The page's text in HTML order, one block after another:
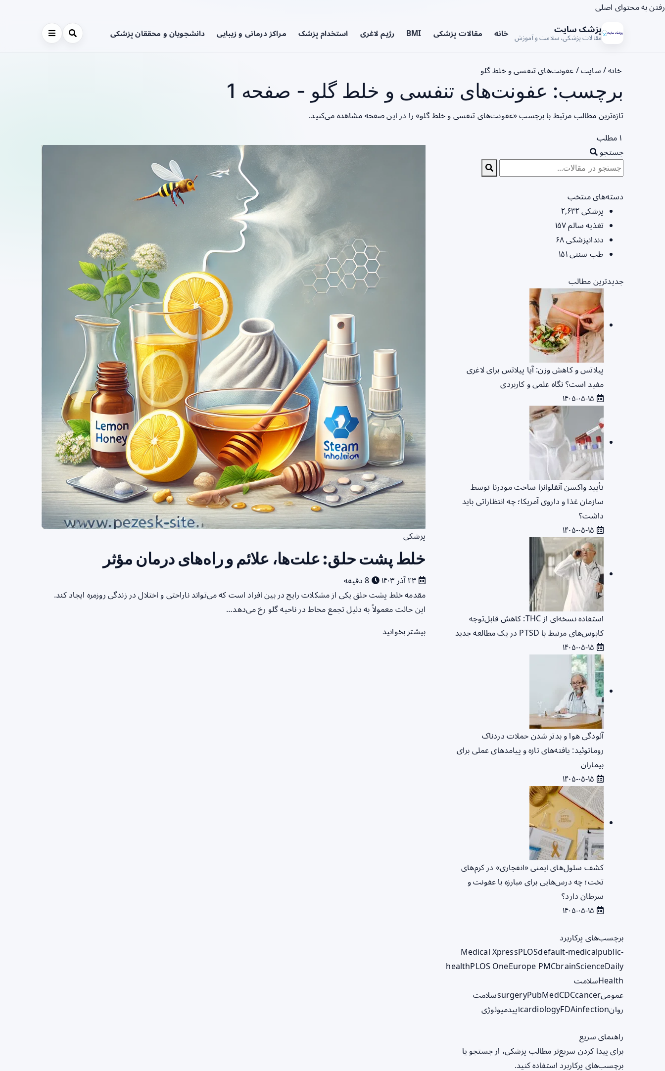
رفتن به محتوای اصلی
پزشک سایت
مقالات پزشکی، سلامت و آموزش خانه مقالات پزشکی BMI رژیم لاغری استخدام پزشک مراکز درمانی و زیبایی دانشجویان و محققان پزشکی
خانه/ سایت/ عفونت‌های تنفسی و خلط گلو
برچسب: عفونت‌های تنفسی و خلط گلو - صفحه 1
تازه‌ترین مطالب مرتبط با برچسب «عفونت‌های تنفسی و خلط گلو» را در این صفحه مشاهده می‌کنید.
۱ مطلب
پزشکی
خلط پشت حلق: علت‌ها، علائم و راه‌های درمان مؤثر
مقدمه خلط پشت حلق یکی از مشکلات رایج در بین افراد است که می‌تواند ناراحتی و اختلال در زندگی روزمره ایجاد کند.
این حالت معمولاً به دلیل تجمع مخاط در ناحیه گلو رخ می‌دهد…
بیشتر بخوانید
جستجو
دسته‌های منتخب
پزشکی۲,۶۳۲
تغذیه سالم۱۵۷
دندانپزشکی۶۸
طب سنتی۱۵۱
جدیدترین مطالب
پیلاتس و کاهش وزن: آیا پیلاتس برای لاغری
مفید است؟ نگاه علمی و کاربردی
تأیید واکسن آنفلوانزا ساخت مودرنا توسط
سازمان غذا و داروی آمریکا؛ چه انتظاراتی باید
داشت؟
استفاده نسخه‌ای از THC: کاهش قابل‌توجه
کابوس‌های مرتبط با PTSD در یک مطالعه جدید
آلودگی هوا و بدتر شدن حملات دردناک
روماتوئید: یافته‌های تازه و پیامدهای عملی برای
بیماران
کشف سلول‌های ایمنی «انفجاری» در کرم‌های
تخت؛ چه درس‌هایی برای مبارزه با عفونت و
سرطان دارد؟
برچسب‌های پرکاربرد
Medical XpressPLOSdefault-medicalpublic-
healthPLOS OneEurope PMCbrainScienceDaily
Healthسلامت
عمومی
surgeryPubMedCDCcancer
سلامت
روان
cardiologyFDAinfection اپیدمیولوژی
راهنمای سریع
برای پیدا کردن سریع‌تر مطالب پزشکی، از جستجو یا
برچسب‌های پرکاربرد استفاده کنید.